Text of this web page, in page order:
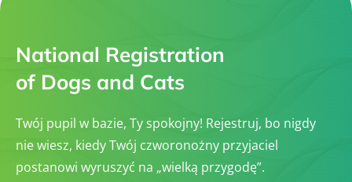
National Registration
of Dogs and Cats
Twój pupil w bazie, Ty spokojny! Rejestruj, bo nigdy
nie wiesz, kiedy Twój czworonożny przyjaciel
postanowi wyruszyć na „wielką przygodę”.